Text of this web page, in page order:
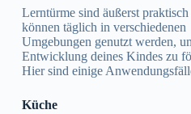
Lerntürme sind äußerst praktisch
können täglich in verschiedenen
Umgebungen genutzt werden,
Entwicklung deines Kindes zu
Hier sind einige
Küche